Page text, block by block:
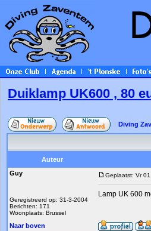
Duiklamp UK600 , 80
Diving
Auteur
Guy
Geregistreerd op: 31-3-2004
Berichten: 171
Woonplaats: Brussel
Geplaatst: Vr
Lamp UK 600
Naar boven